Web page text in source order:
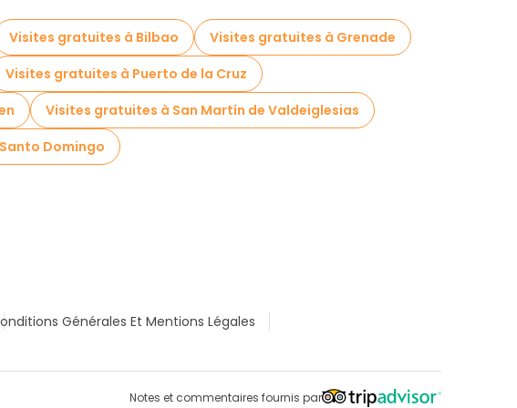
Visites gratuites à Bilbao
Visites gratuites à Grenade
Visites gratuites à Puerto de la Cruz
Visites gratuites à San Martín de Valdeiglesias
Domingo
Générales Et Mentions Légales
Notes et commentaires fournis par